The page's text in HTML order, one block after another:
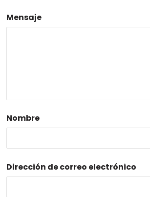
Mensaje
Nombre
Dirección de correo electrónico